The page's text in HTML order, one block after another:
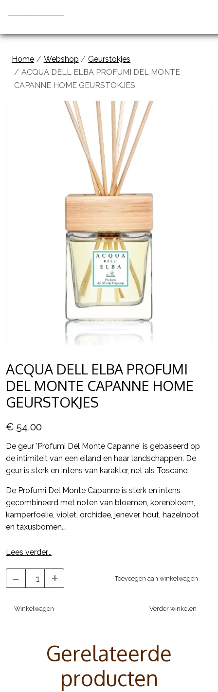
Home Webshop
Geurstokjes
ACQUA DELL ELBA PROFUMI DEL MONTE
CAPANNE HOME GEURSTOKJES
ACQUA DELL ELBA PROFUMI
DEL MONTE CAPANNE HOME
GEURSTOKJES
€ 54,00
De geur 'Profumi Del Monte Capanne' is gebaseerd op
de intimiteit van een eiland en haar landschappen. De
geur is sterk en intens van karakter, net als Toscane.
De Profumi Del Monte Capanne is sterk en intens
gecombineerd met noten van bloemen, korenbloem,
kamperfoelie, violet, orchidee, jenever, hout, hazelnoot
en taxusbomen.
LET OP DE 2500ML HEEFT EEN LANGERE
Lees verder...
- + Toevoegen aan winkelwagen
Winkelwagen Verder winkelen
Gerelateerde
producten